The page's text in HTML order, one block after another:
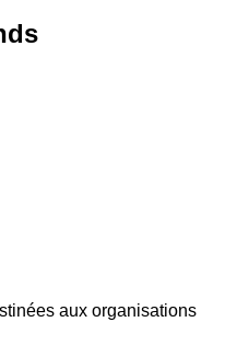
aux organisations